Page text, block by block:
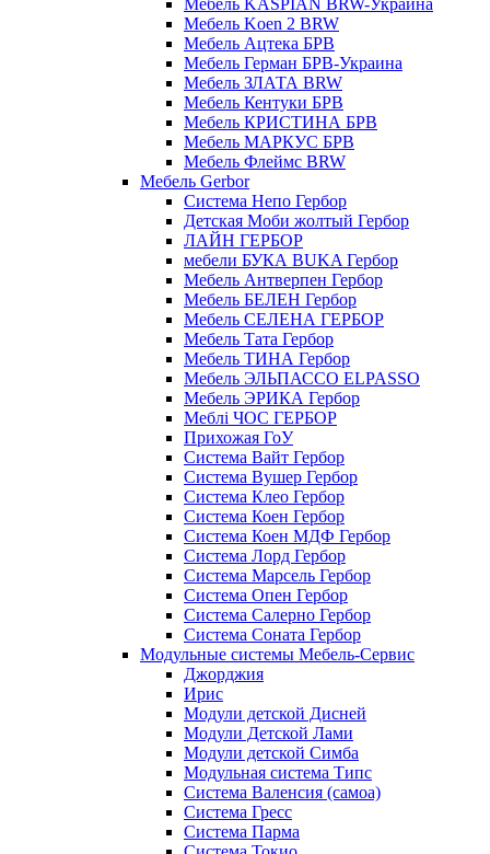
Мебель KASPIAN BRW-Украина
Мебель Koen 2 BRW
Мебель Ацтека БРВ
Мебель Герман БРВ-Украина
Мебель ЗЛАТА BRW
Мебель Кентуки БРВ
Мебель КРИСТИНА БРВ
Мебель МАРКУС БРВ
Мебель Флеймс BRW
Мебель Gerbor
Cистема Непо Гербор
Детская Моби жолтый Гербор
ЛАЙН ГЕРБОР
мебели БУКА BUKA Гербор
Мебель Антверпен Гербор
Мебель БЕЛЕН Гербор
Мебель СЕЛЕНА ГЕРБОР
Мебель Тата Гербор
Мебель ТИНА Гербор
Мебель ЭЛЬПАССО ELPASSO
Мебель ЭРИКА Гербор
Меблі ЧОС ГЕРБОР
Прихожая ГоУ
Система Вайт Гербор
Система Вушер Гербор
Система Клео Гербор
Система Коен Гербор
Система Коен МДФ Гербор
Система Лорд Гербор
Система Марсель Гербор
Система Опен Гербор
Система Салерно Гербор
Система Соната Гербор
Модульные системы Мебель-Сервис
Джорджия
Ирис
Модули детской Дисней
Модули Детской Лами
Модули детской Симба
Модульная система Типс
Система Валенсия (самоа)
Система Гресс
Система Парма